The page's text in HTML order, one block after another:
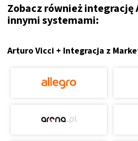
Zobacz również integrację
innymi systemami:
Arturo Vicci + Integracja z